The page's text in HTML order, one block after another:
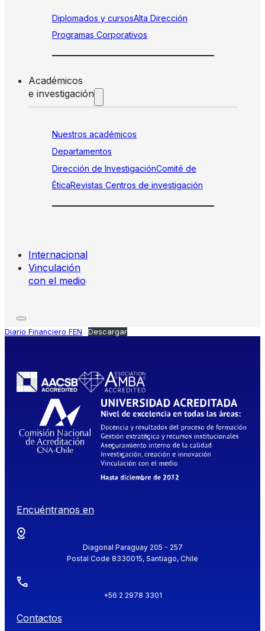
Diplomados y cursosAlta Dirección
Programas Corporativos
Académicos
e investigación
Nuestros académicos
Departamentos
Dirección de InvestigaciónComité de
ÉticaRevistas Centros de investigación
Internacional
Vinculación
con el medio
Diario Financiero FEN Descargar
Encuéntranos en
Diagonal Paraguay 205 - 257
Postal Code 8330015, Santiago, Chile
+56 2 2978 3301
Contactos